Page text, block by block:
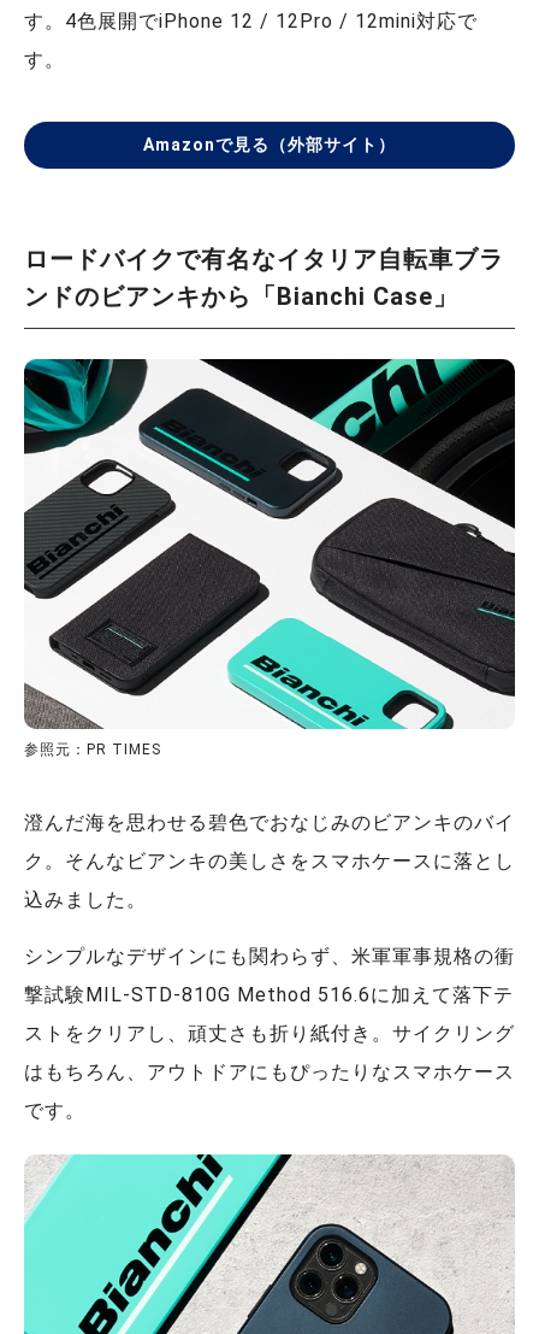
す。4色展開でiPhone 12 / 12Pro / 12mini対応で
す。
Amazonで見る（外部サイト）
ロードバイクで有名なイタリア自転車ブラ
ンドのビアンキから「Bianchi Case」
参照元：PR TIMES
澄んだ海を思わせる碧色でおなじみのビアンキのバイ
ク。そんなビアンキの美しさをスマホケースに落とし
込みました。
シンプルなデザインにも関わらず、米軍軍事規格の衝
撃試験MIL-STD-810G Method 516.6に加えて落下テ
ストをクリアし、頑丈さも折り紙付き。サイクリング
はもちろん、アウトドアにもぴったりなスマホケース
です。